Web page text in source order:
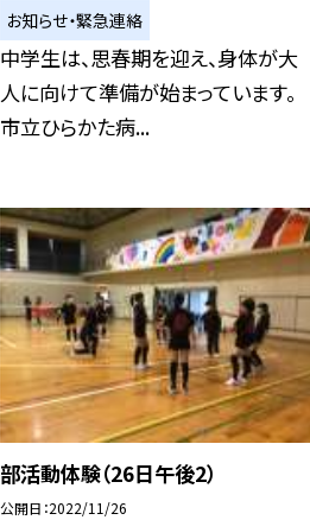
お知らせ・緊急連絡
中学生は、思春期を迎え、身体が大
人に向けて準備が始まっています。
市立ひらかた病...
部活動体験（26日午後2）
公開日 2022/11/26